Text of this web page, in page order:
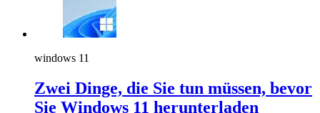
windows 11
Zwei Dinge, die Sie tun müssen, bevor
Sie Windows 11 herunterladen